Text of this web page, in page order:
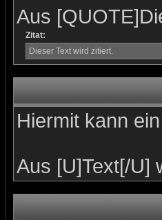
Aus
Zitat:
Dieser Text wird zitiert.
Hiermit kann
Aus [U]Text[/U]